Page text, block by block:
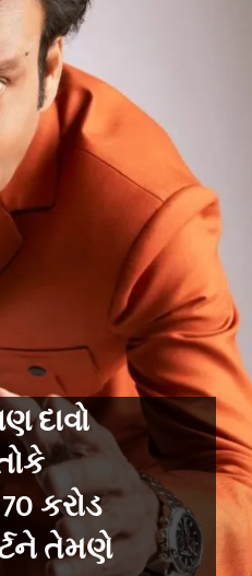
દાવો
કરોડ
તેમણે